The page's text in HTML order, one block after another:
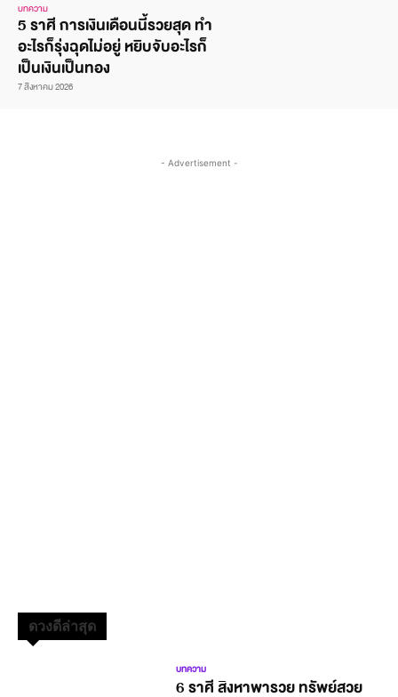
บทความ
5 ราศี การเงินเดือนนี้รวยสุด ทำ
อะไรก็รุ่งฉุดไม่อยู่ หยิบจับอะไรก็
เป็นเงินเป็นทอง
7 สิงหาคม 2026
- Advertisement -
ดวงดีล่าสุด
บทความ
6 ราศี สิงหาพารวย ทรัพย์สวย